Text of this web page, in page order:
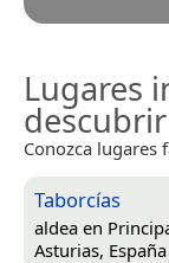
Lugares
descubrir
Conozca lugares
Taborcías
aldea en
Asturias, España